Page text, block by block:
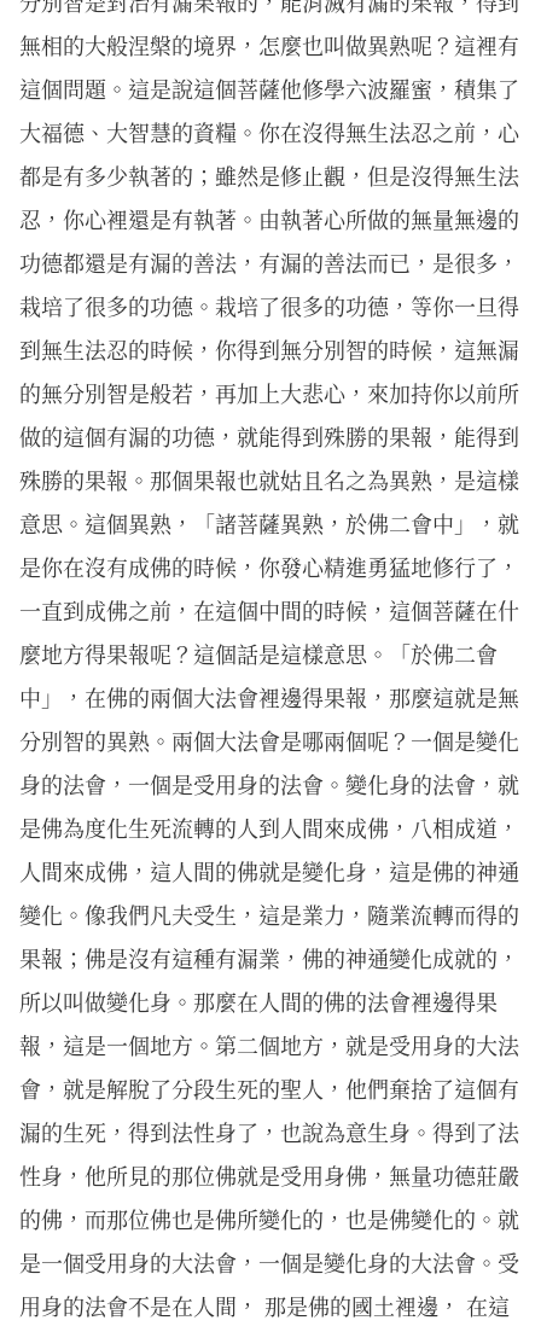
無相的大般涅槃的境界，怎麼也叫做異熟呢？這裡有
這個問題。這是說這個菩薩他修學六波羅蜜，積集了
大福德、大智慧的資糧。你在沒得無生法忍之前，心
都是有多少執著的；雖然是修止觀，但是沒得無生法
忍，你心裡還是有執著。由執著心所做的無量無邊的
功德都還是有漏的善法，有漏的善法而已，是很多，
栽培了很多的功德。栽培了很多的功德，等你一旦得
到無生法忍的時候，你得到無分別智的時候，這無漏
的無分別智是般若，再加上大悲心，來加持你以前所
做的這個有漏的功德，就能得到殊勝的果報，能得到
殊勝的果報。那個果報也就姑且名之為異熟，是這樣
意思。這個異熟，「諸菩薩異熟，於佛二會中」，就
是你在沒有成佛的時候，你發心精進勇猛地修行了，
一直到成佛之前，在這個中間的時候，這個菩薩在什
麼地方得果報呢？這個話是這樣意思。「於佛二會
中」，在佛的兩個大法會裡邊得果報，那麼這就是無
分別智的異熟。兩個大法會是哪兩個呢？一個是變化
身的法會，一個是受用身的法會。變化身的法會，就
是佛為度化生死流轉的人到人間來成佛，八相成道，
人間來成佛，這人間的佛就是變化身，這是佛的神通
變化。像我們凡夫受生，這是業力，隨業流轉而得的
果報；佛是沒有這種有漏業，佛的神通變化成就的，
所以叫做變化身。那麼在人間的佛的法會裡邊得果
報，這是一個地方。第二個地方，就是受用身的大法
會，就是解脫了分段生死的聖人，他們棄捨了這個有
漏的生死，得到法性身了，也說為意生身。得到了法
性身，他所見的那位佛就是受用身佛，無量功德莊嚴
的佛，而那位佛也是佛所變化的，也是佛變化的。就
是一個受用身的大法會，一個是變化身的大法會。受
用身的法會不是在人間， 那是佛的國土裡邊， 在這